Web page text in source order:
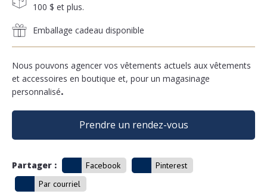
100 $ et plus.
Emballage cadeau disponible
Nous pouvons agencer vos vêtements actuels aux vêtements
et accessoires en boutique et, pour un magasinage
personnalisé.
Prendre un rendez-vous
Partager : Facebook
Pinterest
Par courriel